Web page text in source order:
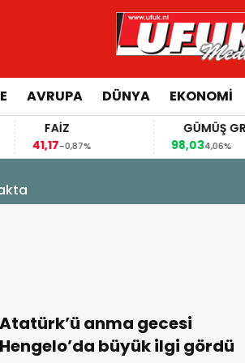
AVRUPA DÜNYA EKONOMI
FAİZ
41,17-0,87%
GÜMÜŞ GRAM
98,034,06%
Atatürk’ü anma gecesi
Hengelo’da büyük ilgi gördü